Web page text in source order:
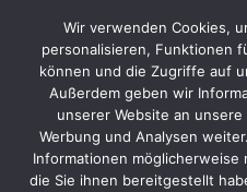
Wir verwenden Cookies,
personalisieren, Funktionen
können und die Zugriffe auf
Außerdem geben wir
unserer Website an
Werbung und Analysen
Informationen möglicherweise
die Sie ihnen bereitgestellt